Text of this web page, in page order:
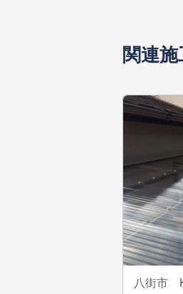
関連施
八街市